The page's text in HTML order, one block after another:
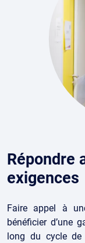
Répondre
exigences
Faire appel à
bénéficier d’une
long du cycle de